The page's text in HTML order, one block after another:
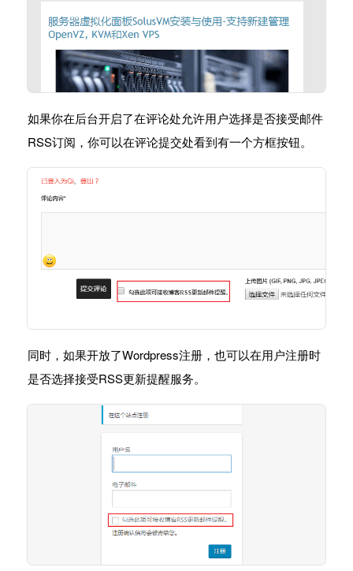
如果你在后台开启了在评论处允许用户选择是否接受邮件
RSS订阅，你可以在评论提交处看到有一个方框按钮。
同时，如果开放了Wordpress注册，也可以在用户注册时
是否选择接受RSS更新提醒服务。